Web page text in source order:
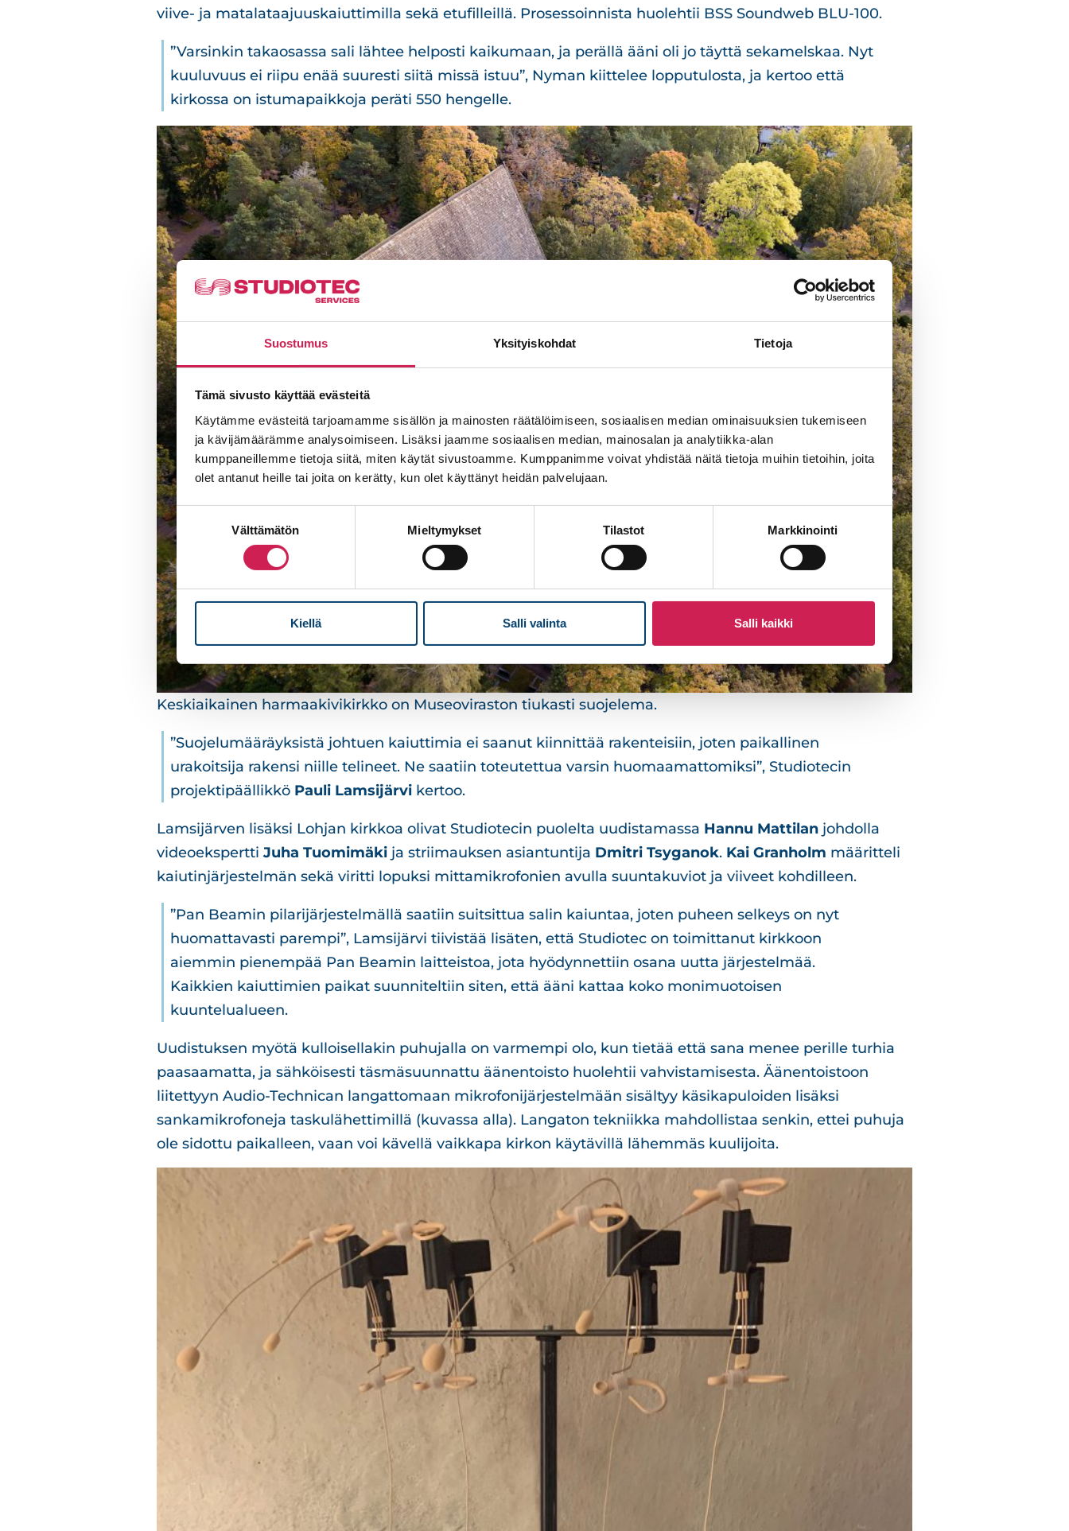
Suostumus Yksityiskohdat Tietoja
Tämä sivusto käyttää evästeitä
Käytämme evästeitä tarjoamamme sisällön ja mainosten räätälöimiseen, sosiaalisen median ominaisuuksien tukemiseen
ja kävijämäärämme analysoimiseen. Lisäksi jaamme sosiaalisen median, mainosalan ja analytiikka-alan
kumppaneillemme tietoja siitä, miten käytät sivustoamme. Kumppanimme voivat yhdistää näitä tietoja muihin tietoihin, joita
olet antanut heille tai joita on kerätty, kun olet käyttänyt heidän palvelujaan.
Suostumuksen
valinta
Välttämätön Mieltymykset Tilastot Markkinointi
Kiellä Salli valinta Salli kaikki
viive- ja matalataajuuskaiuttimilla sekä etufilleillä. Prosessoinnista huolehtii BSS Soundweb BLU-100.
”Varsinkin takaosassa sali lähtee helposti kaikumaan, ja perällä ääni oli jo täyttä sekamelskaa. Nyt
kuuluvuus ei riipu enää suuresti siitä missä istuu”, Nyman kiittelee lopputulosta, ja kertoo että
kirkossa on istumapaikkoja peräti 550 hengelle.
Keskiaikainen harmaakivikirkko on Museoviraston tiukasti suojelema.
”Suojelumääräyksistä johtuen kaiuttimia ei saanut kiinnittää rakenteisiin, joten paikallinen
urakoitsija rakensi niille telineet. Ne saatiin toteutettua varsin huomaamattomiksi”, Studiotecin
projektipäällikkö Pauli Lamsijärvi kertoo.
Lamsijärven lisäksi Lohjan kirkkoa olivat Studiotecin puolelta uudistamassa Hannu Mattilan johdolla
videoeksperttiJuha Tuomimäki ja striimauksen asiantuntija Dmitri Tsyganok. Kai Granholm määritteli
kaiutinjärjestelmän sekä viritti lopuksi mittamikrofonien avulla suuntakuviot ja viiveet kohdilleen.
”Pan Beamin pilarijärjestelmällä saatiin suitsittua salin kaiuntaa, joten puheen selkeys on nyt
huomattavasti parempi”, Lamsijärvi tiivistää lisäten, että Studiotec on toimittanut kirkkoon
aiemmin pienempää Pan Beamin laitteistoa, jota hyödynnettiin osana uutta järjestelmää.
Kaikkien kaiuttimien paikat suunniteltiin siten, että ääni kattaa koko monimuotoisen
kuuntelualueen.
Uudistuksen myötä kulloisellakin puhujalla on varmempi olo, kun tietää että sana menee perille turhia
paasaamatta, ja sähköisesti täsmäsuunnattu äänentoisto huolehtii vahvistamisesta. Äänentoistoon
liitettyyn Audio-Technican langattomaan mikrofonijärjestelmään sisältyy käsikapuloiden lisäksi
sankamikrofoneja taskulähettimillä (kuvassa alla). Langaton tekniikka mahdollistaa senkin, ettei puhuja
ole sidottu paikalleen, vaan voi kävellä vaikkapa kirkon käytävillä lähemmäs kuulijoita.